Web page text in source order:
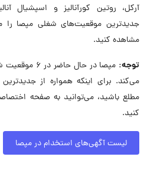
جدیدترین موقعیت‌های شغلی مپصا را
مشاهده کنید.
توجه:
مپصا در حال
می‌کند. برای اینکه همواره از
مطلع باشید، می‌توانید به صفحه
کنید.
لیست آگهی‌های استخدام در مپصا